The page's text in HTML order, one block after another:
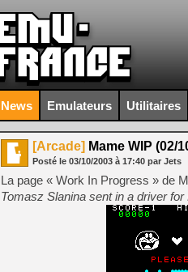
News Emulateurs Utilitaires
[Arcade] Mame WIP (02/
Posté le 03/10/2003 à 17:40 par Jets
La page « Work In Progress » de
Tomasz Slanina sent in a driver